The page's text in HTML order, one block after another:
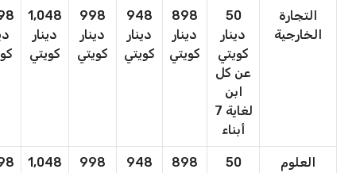
التجارة
الخارجية
50
دينار
كويتي
عن كل
ابن
لغاية 7
أبناء
898
دينار
كويتي
948
دينار
كويتي
998
دينار
كويتي
1,048
دينار
كويتي
العلوم
50
898
948
998
1,048